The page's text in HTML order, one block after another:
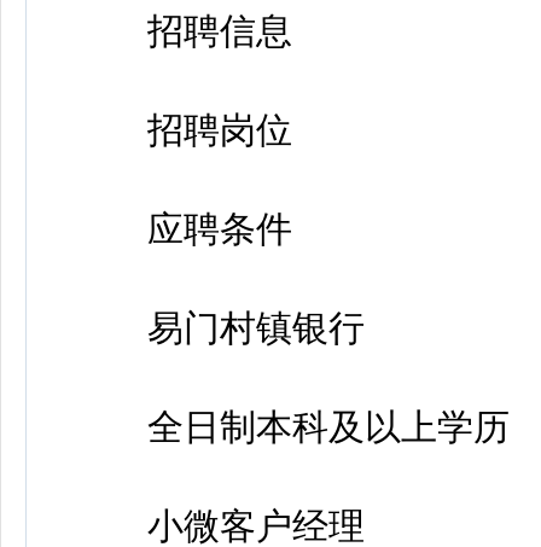
招聘信息
招聘岗位
应聘条件
易门村镇银行
全日制本科及以上学历
小微客户经理